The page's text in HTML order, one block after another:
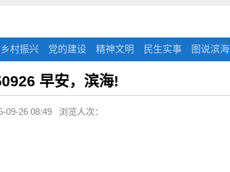
乡村振兴 党的建设 精神文明 民生实事 图说滨海
早安，滨海!
09-26 08:49 浏览人次：